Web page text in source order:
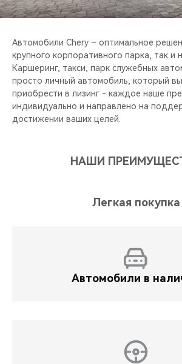
НАШИ МЕРОПРИЯТИЯ
ВИДЕООБЗОРЫ
CHERY ДЛЯ ДЕТЕЙ
Автомобили Chery – оптимальное
крупного корпоративного парка, так и
Каршеринг, такси, парк служебных
просто личный автомобиль, который
приобрести в лизинг - каждое наше
индивидуально и направлено на
достижении ваших целей.
НАШИ
Легкая покупка
Автомобили в